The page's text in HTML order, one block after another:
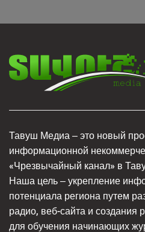
Тавуш Медиа – это новый
информационной
«Чрезвычайный канал» в
Наша цель – укрепление
потенциала региона путем
радио, веб-сайта и создания
для обучения начинающих